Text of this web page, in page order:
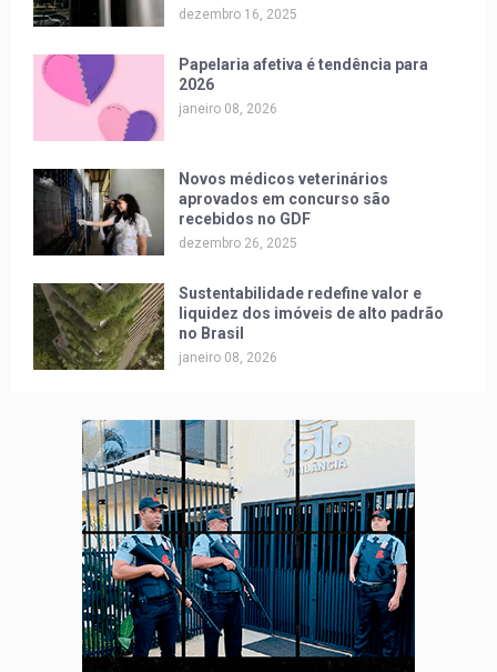
dezembro 16, 2025
Papelaria afetiva é tendência para
2026
janeiro 08, 2026
Novos médicos veterinários
aprovados em concurso são
recebidos no GDF
dezembro 26, 2025
Sustentabilidade redefine valor e
liquidez dos imóveis de alto padrão
no Brasil
janeiro 08, 2026